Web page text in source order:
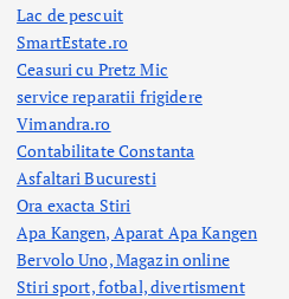
Lac de pescuit
SmartEstate.ro
Ceasuri cu Pretz Mic
service reparatii frigidere
Vimandra.ro
Contabilitate Constanta
Asfaltari Bucuresti
Ora exacta Stiri
Apa Kangen, Aparat Apa Kangen
Bervolo Uno, Magazin online
Stiri sport, fotbal,divertisment